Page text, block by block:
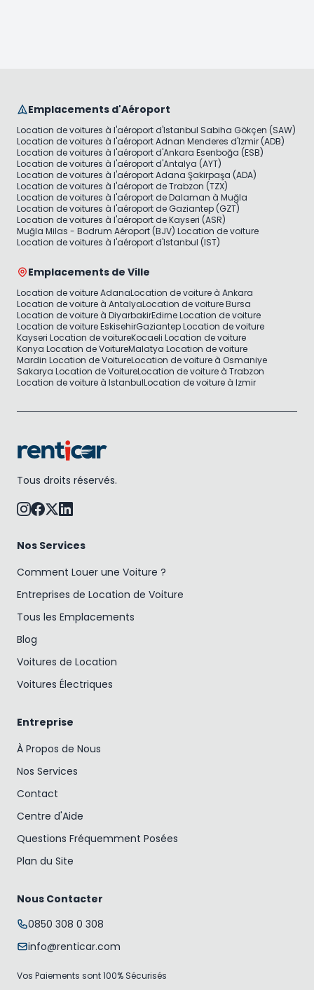
Emplacements d'Aéroport
Location de voitures à l'aéroport d'Istanbul Sabiha Gökçen (SAW)
Location de voitures à l'aéroport Adnan Menderes d'Izmir (ADB)
Location de voitures à l'aéroport d'Ankara Esenboğa (ESB)
Location de voitures à l'aéroport d'Antalya (AYT)
Location de voitures à l'aéroport Adana Şakirpaşa (ADA)
Location de voitures à l'aéroport de Trabzon (TZX)
Location de voitures à l'aéroport de Dalaman à Muğla
Location de voitures à l'aéroport de Gaziantep (GZT)
Location de voitures à l'aéroport de Kayseri (ASR)
Muğla Milas - Bodrum Aéroport (BJV) Location de voiture
Location de voitures à l'aéroport d'Istanbul (IST)
Emplacements de Ville
Location de voiture AdanaLocation de voiture à Ankara
Location de voiture à AntalyaLocation de voiture Bursa
Location de voiture à DiyarbakirEdirne Location de voiture
Location de voiture EskisehirGaziantep Location de voiture
Kayseri Location de voitureKocaeli Location de voiture
Konya Location de VoitureMalatya Location de voiture
Mardin Location de VoitureLocation de voiture à Osmaniye
Sakarya Location de VoitureLocation de voiture à Trabzon
Location de voiture à IstanbulLocation de voiture à Izmir
Tous droits réservés.
Nos Services
Comment Louer une Voiture ?
Entreprises de Location de Voiture
Tous les Emplacements
Blog
Voitures de Location
Voitures Électriques
Entreprise
À Propos de Nous
Nos Services
Contact
Centre d'Aide
Questions Fréquemment Posées
Plan du Site
Nous Contacter
0850 308 0 308
info@renticar.com
Vos Paiements sont 100% Sécurisés